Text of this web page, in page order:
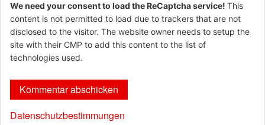
We need your consent to load the ReCaptcha service! This
content is not permitted to load due to trackers that are not
disclosed to the visitor. The website owner needs to setup the
site with their CMP to add this content to the list of
technologies used.
Datenschutzbestimmungen